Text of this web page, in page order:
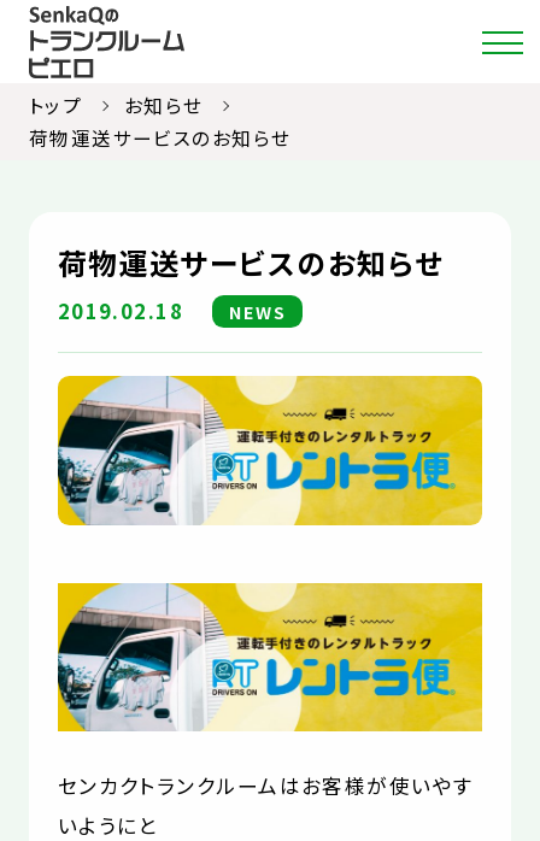
選ばれる理由
ご利用ガイド
約款
お部屋紹介
お知らせ
よくあるご質問
トップ
お知らせ
荷物運送サービスのお知らせ
荷物運送サービスのお知らせ
2019.02.18 NEWS
センカクトランクルームはお客様が使いやす
いようにと